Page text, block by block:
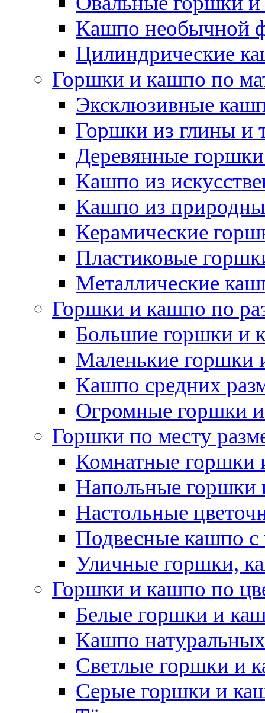
Кашпо необычной
Цилиндрические
Горшки и кашпо по
Эксклюзивные
Горшки из глины и
Деревянные
Кашпо из
Кашпо из
Керамические
Пластиковые
Металлические
Горшки и кашпо по
Большие горшки и
Маленькие горшки
Кашпо средних
Огромные горшки
Горшки по месту
Комнатные горшки
Напольные горшки
Настольные
Подвесные кашпо с
Уличные горшки,
Горшки и кашпо по
Белые горшки и
Кашпо
Светлые горшки и
Серые горшки и